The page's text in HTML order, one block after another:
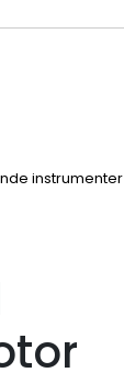
og reklamasjon
instrumenter